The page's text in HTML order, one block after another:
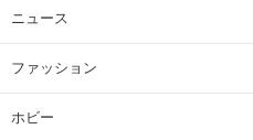
ニュース
ファッション
ホビー